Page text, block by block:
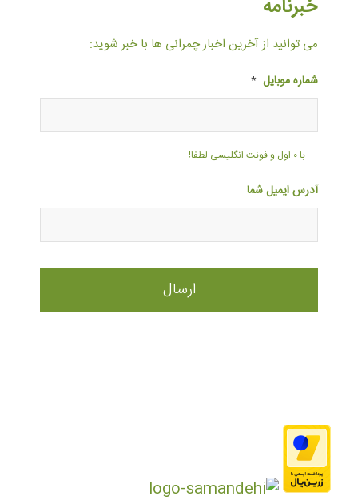
خبرنامه
می توانید از آخرین اخبار چمرانی ها با خبر شوید:
شماره موبایل *
با ۰ اول و فونت انگلیسی لطفا!
آدرس ایمیل شما